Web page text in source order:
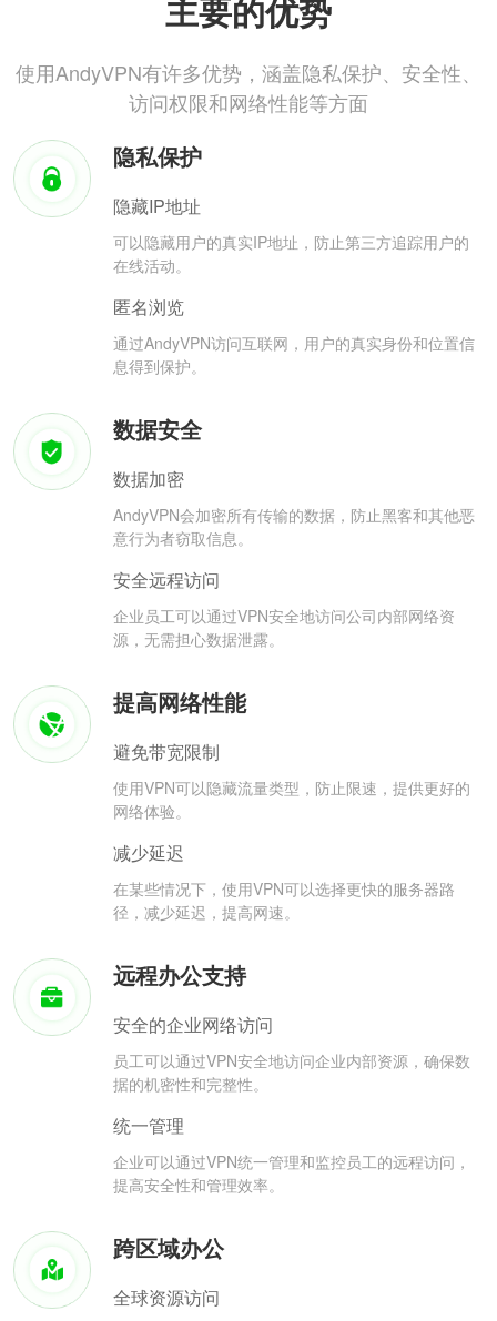
主要的优势
使用AndyVPN有许多优势，涵盖隐私保护、安全性、
访问权限和网络性能等方面
隐私保护
隐藏IP地址
可以隐藏用户的真实IP地址，防止第三方追踪用户的
在线活动。
匿名浏览
通过AndyVPN访问互联网，用户的真实身份和位置信
息得到保护。
数据安全
数据加密
AndyVPN会加密所有传输的数据，防止黑客和其他恶
意行为者窃取信息。
安全远程访问
企业员工可以通过VPN安全地访问公司内部网络资
源，无需担心数据泄露。
提高网络性能
避免带宽限制
使用VPN可以隐藏流量类型，防止限速，提供更好的
网络体验。
减少延迟
在某些情况下，使用VPN可以选择更快的服务器路
径，减少延迟，提高网速。
远程办公支持
安全的企业网络访问
员工可以通过VPN安全地访问企业内部资源，确保数
据的机密性和完整性。
统一管理
企业可以通过VPN统一管理和监控员工的远程访问，
提高安全性和管理效率。
跨区域办公
全球资源访问